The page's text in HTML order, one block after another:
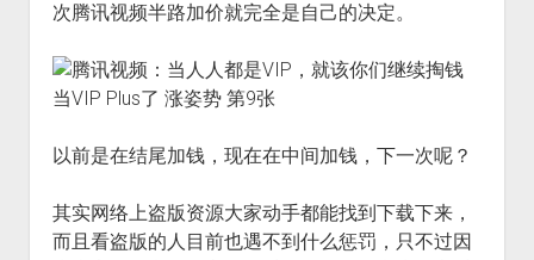
次腾讯视频半路加价就完全是自己的决定。
以前是在结尾加钱，现在在中间加钱，下一次呢？
其实网络上盗版资源大家动手都能找到下载下来，
而且看盗版的人目前也遇不到什么惩罚，只不过因